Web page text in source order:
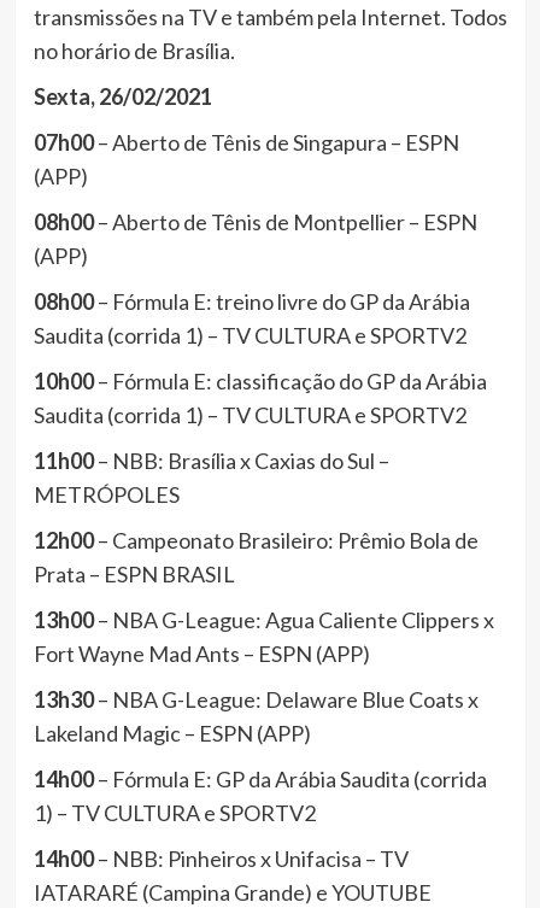
transmissões na TV e também pela Internet. Todos
no horário de Brasília.
Sexta, 26/02/2021
07h00– Aberto de Tênis de Singapura – ESPN
(APP)
08h00– Aberto de Tênis de Montpellier – ESPN
(APP)
08h00– Fórmula E: treino livre do GP da Arábia
Saudita (corrida 1) – TV CULTURA e SPORTV2
10h00– Fórmula E: classificação do GP da Arábia
Saudita (corrida 1) – TV CULTURA e SPORTV2
11h00– NBB: Brasília x Caxias do Sul –
METRÓPOLES
12h00– Campeonato Brasileiro: Prêmio Bola de
Prata – ESPN BRASIL
13h00– NBA G-League: Agua Caliente Clippers x
Fort Wayne Mad Ants – ESPN (APP)
13h30– NBA G-League: Delaware Blue Coats x
Lakeland Magic – ESPN (APP)
14h00– Fórmula E: GP da Arábia Saudita (corrida
1) – TV CULTURA e SPORTV2
14h00– NBB: Pinheiros x Unifacisa – TV
IATARARÉ (Campina Grande) e YOUTUBE